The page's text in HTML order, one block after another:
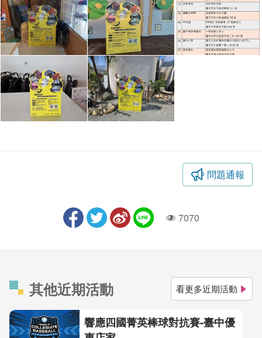
問題通報
人氣7070
其他近期活動 看更多近期活動
響應四國菁英棒球對抗賽-臺中優